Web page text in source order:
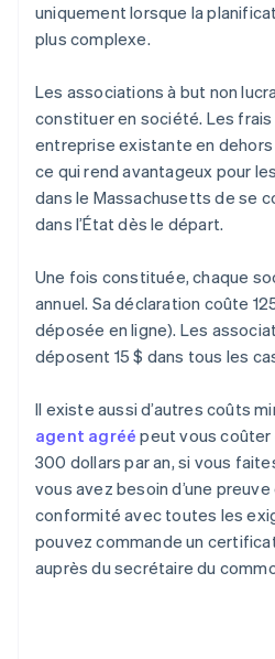
uniquement lorsque la
plus complexe.
Les associations à but non
constituer en société. Les frais
entreprise existante en
ce qui rend avantageux pour
dans le Massachusetts de se
dans l’État dès le départ.
Une fois constituée, chaque
annuel. Sa déclaration coûte
déposée en ligne). Les
déposent 15 $ dans tous les
Il existe aussi d’autres coûts
agent agréé peut vous
300 dollars par an, si vous
vous avez besoin d’une
conformité avec toutes les
pouvez commande un
auprès du secrétaire du